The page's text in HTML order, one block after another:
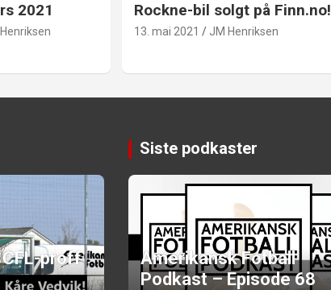
2021 Rockne-bil solgt på Finn.no!
13. mai 2021 JM Henriksen
proff
Siste podkaster
Amerikansk Fotball
Podkast – Episode 68